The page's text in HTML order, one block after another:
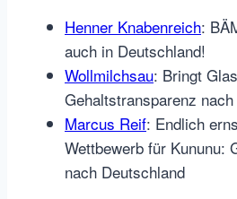
Henner Knabenreich:
auch in Deutschland!
Wollmilchsau: Bringt
Gehaltstransparenz
Marcus Reif: Endlich
Wettbewerb für Kununu:
nach Deutschland